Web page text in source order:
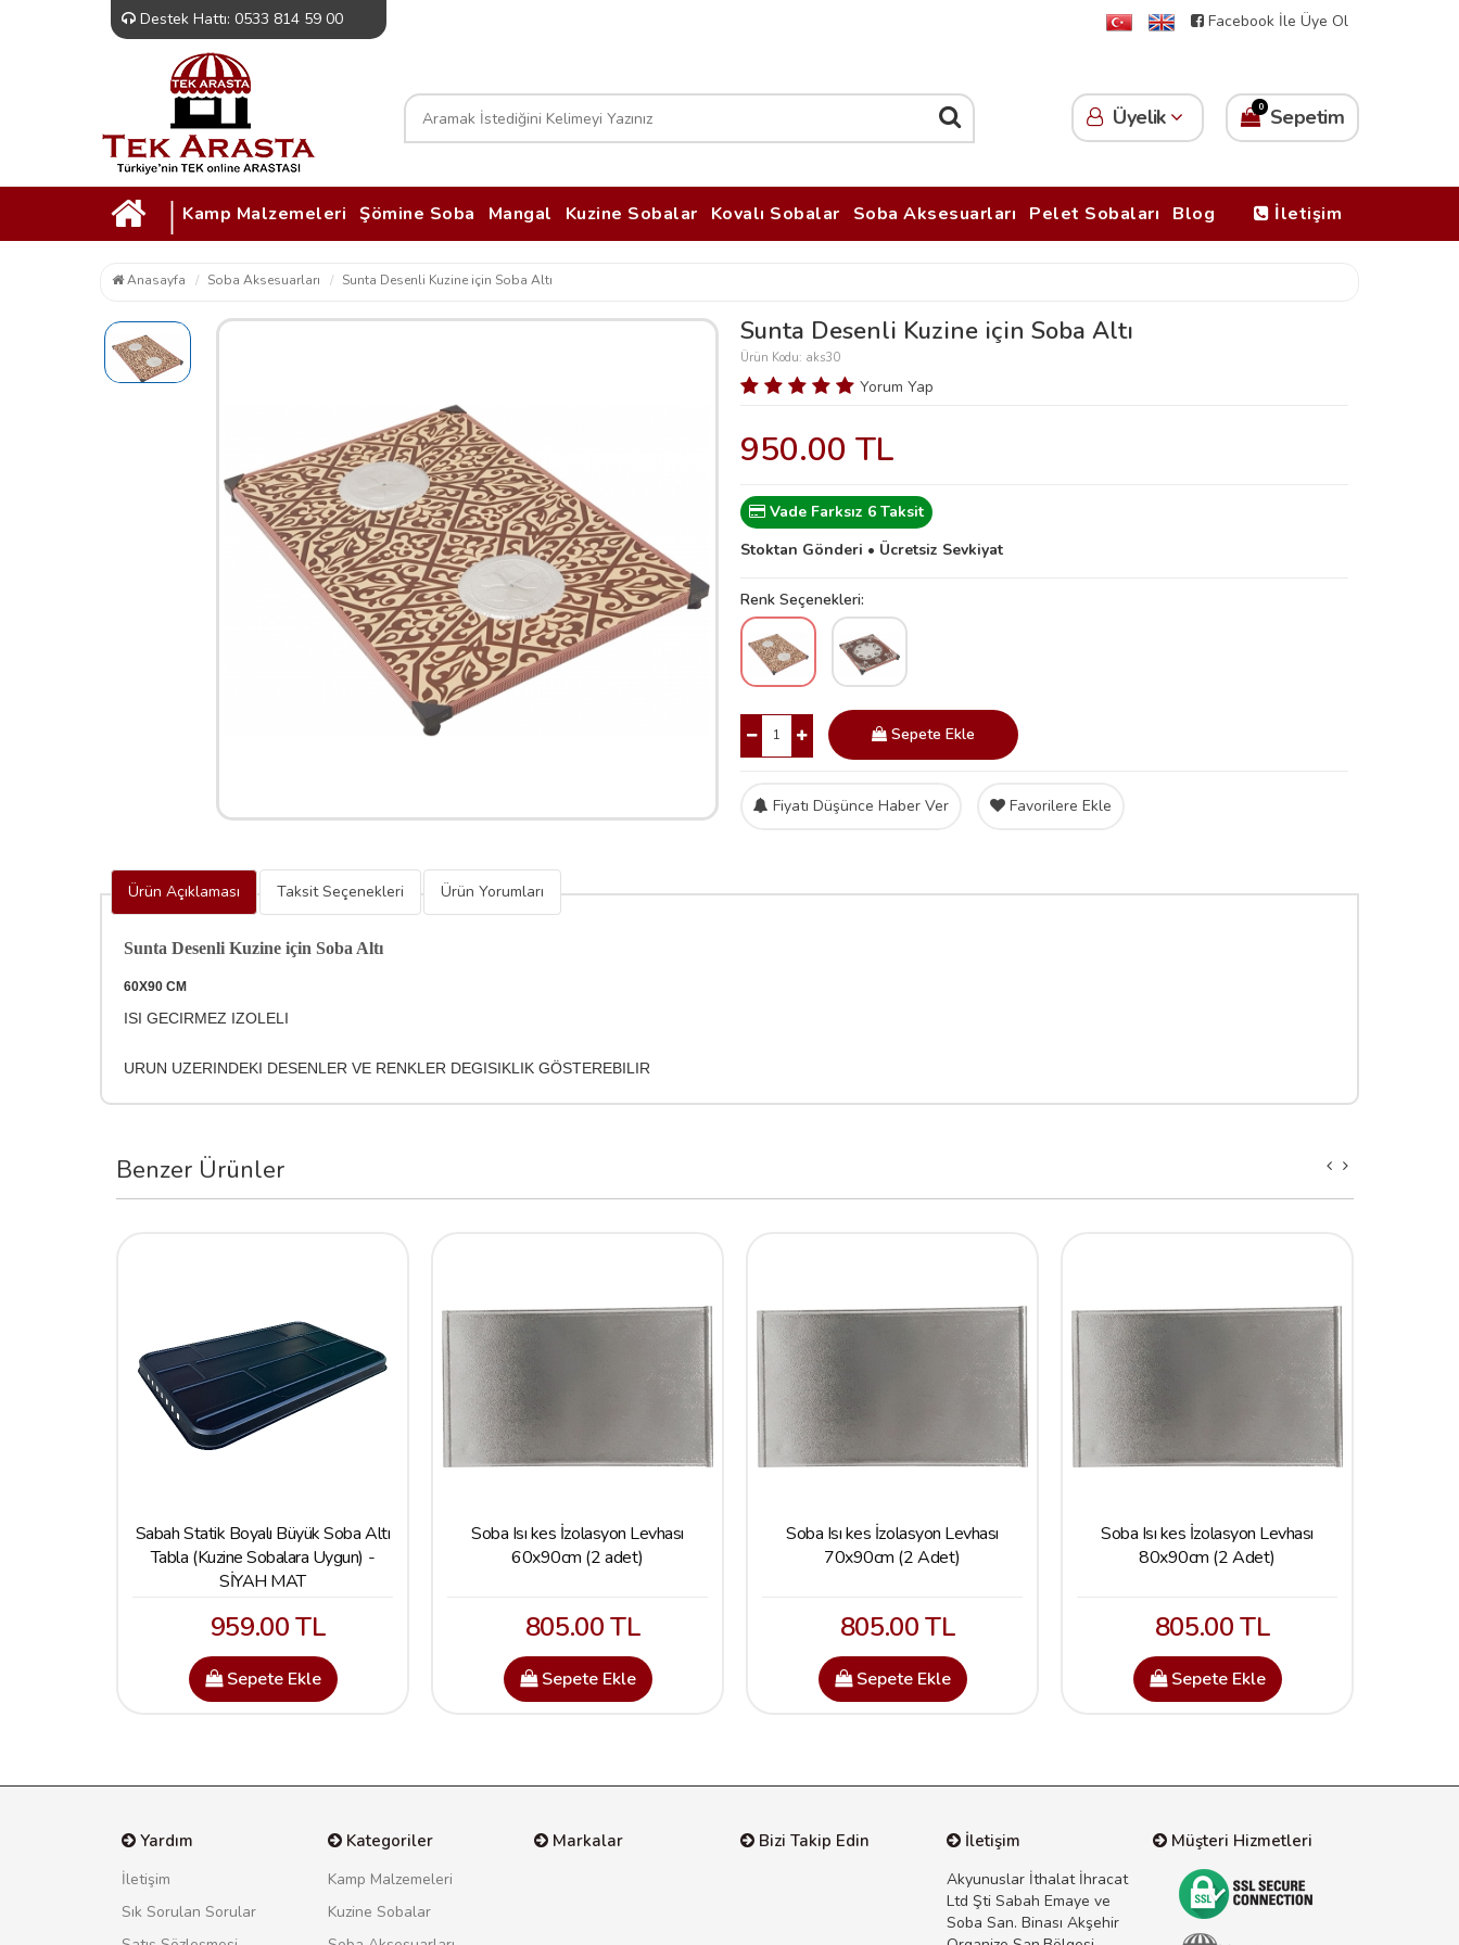
Destek Hattı: 0533 814 59 00 Facebook İle Üye Ol
Üyelik 0 Sepetim
| Kamp Malzemeleri Şömine Soba Mangal Kuzine Sobalar Kovalı Sobalar Soba Aksesuarları Pelet Sobaları Blog İletişim
Anasayfa Soba Aksesuarları Sunta Desenli Kuzine için Soba Altı
Sunta Desenli Kuzine için Soba Altı
Ürün Kodu: aks30
Yorum Yap
950.00 TL
Vade Farksız 6 Taksit
Stoktan Gönderi • Ücretsiz Sevkiyat
Renk Seçenekleri:
Sepete Ekle
Fiyatı Düşünce Haber Ver Favorilere Ekle
Ürün Açıklaması Taksit Seçenekleri Ürün Yorumları
Sunta Desenli Kuzine için Soba Altı
60X90 CM
ISI GECIRMEZ IZOLELI
URUN UZERINDEKI DESENLER VE RENKLER DEGISIKLIK GÖSTEREBILIR
Benzer Ürünler
Sabah Statik Boyalı Büyük Soba Altı
Tabla (Kuzine Sobalara Uygun) -
SİYAH MAT
959.00 TL
Sepete Ekle
Soba Isı kes İzolasyon Levhası
60x90cm (2 adet)
805.00 TL
Sepete Ekle
Soba Isı kes İzolasyon Levhası
70x90cm (2 Adet)
805.00 TL
Sepete Ekle
Soba Isı kes İzolasyon Levhası
80x90cm (2 Adet)
805.00 TL
Sepete Ekle
Yardım
İletişim
Sık Sorulan Sorular
Kategoriler
Kamp Malzemeleri
Kuzine Sobalar
Markalar Bizi Takip Edin İletişim
Akyunuslar İthalat İhracat
Ltd Şti Sabah Emaye ve
Soba San. Binası Akşehir
Müşteri Hizmetleri